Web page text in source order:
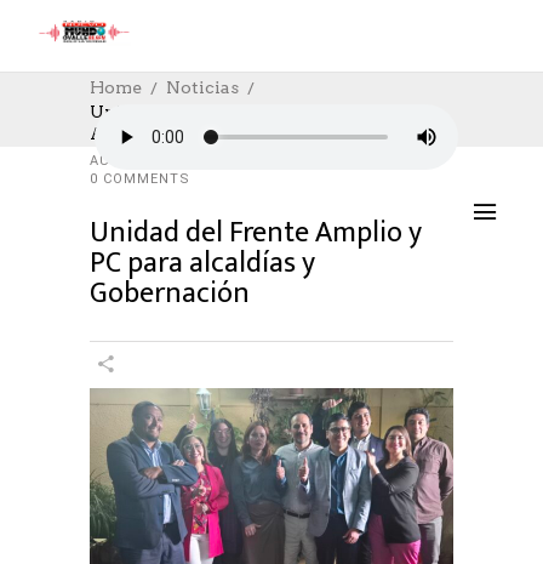
Home
Noticias
Unidad Del Frente Amplio Y PC Para
Alcaldías Y Gobernación
NOTICIAS,POLÍTICA
05/09/2024
AUTHOR: HECTOR
0 COMMENTS
Unidad del Frente Amplio y
PC para alcaldías y
Gobernación